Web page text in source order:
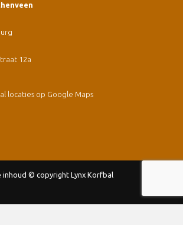
12a
locaties op Google Maps
inhoud © copyright Lynx Korfbal